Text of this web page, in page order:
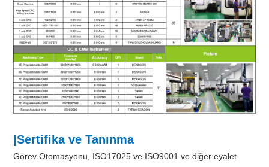
|Sertifika ve Tanınma
Görev Otomasyonu, ISO17025 ve ISO9001 ve diğer eyalet